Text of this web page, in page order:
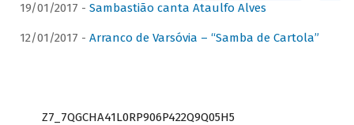
19/01/2017 - Sambastião canta Ataulfo Alves
12/01/2017 - Arranco de Varsóvia – “Samba de Cartola”
Z7_7QGCHA41L0RP906P422Q9Q05H5